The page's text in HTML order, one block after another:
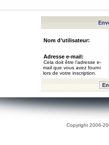
Nom d’utilisateur:
Adresse e-mail:
Cela doit être l’adresse e-
mail que vous avez fourni
lors de votre inscription.
Copyright 2006-